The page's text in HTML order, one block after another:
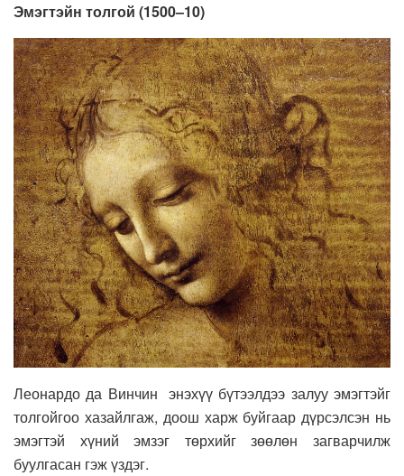
Эмэгтэйн толгой (1500–10)
Леонардо да Винчин энэхүү бүтээлдээ залуу эмэгтэйг
толгойгоо хазайлгаж, доош харж буйгаар дүрсэлсэн нь
эмэгтэй хүний эмзэг төрхийг зөөлөн загварчилж
буулгасан гэж үздэг.